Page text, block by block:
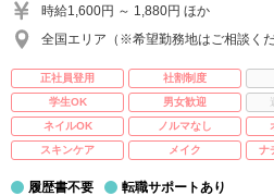
時給1,600円 ～ 1,880円 ほか
全国エリア（※希望勤務地はご相談くだ
正社員登用 社割制度
学生OK
男女歓迎
ネイルOK
ノルマなし
スキンケア
メイク ナ
履歴書不要 転職サポートあり